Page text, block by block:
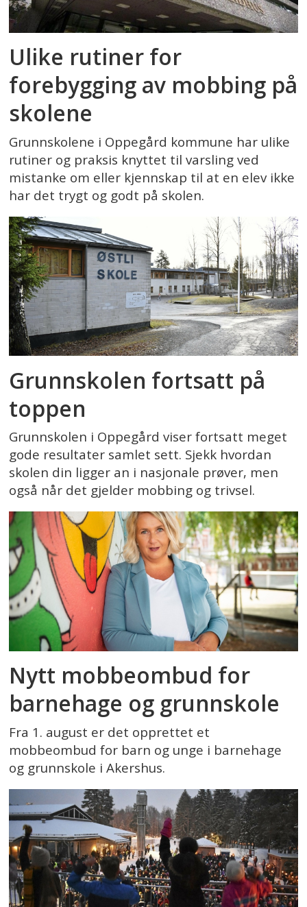
Ulike rutiner for
forebygging av mobbing på
skolene
Grunnskolene i Oppegård kommune har ulike
rutiner og praksis knyttet til varsling ved
mistanke om eller kjennskap til at en elev ikke
har det trygt og godt på skolen.
Grunnskolen fortsatt på
toppen
Grunnskolen i Oppegård viser fortsatt meget
gode resultater samlet sett. Sjekk hvordan
skolen din ligger an i nasjonale prøver, men
også når det gjelder mobbing og trivsel.
Nytt mobbeombud for
barnehage og grunnskole
Fra 1. august er det opprettet et
mobbeombud for barn og unge i barnehage
og grunnskole i Akershus.